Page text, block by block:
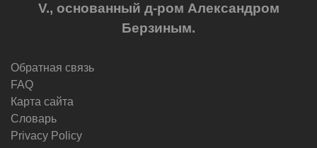
V., основанный д-ром Александром
Берзиным.
Обратная связь
FAQ
Карта сайта
Словарь
Privacy Policy